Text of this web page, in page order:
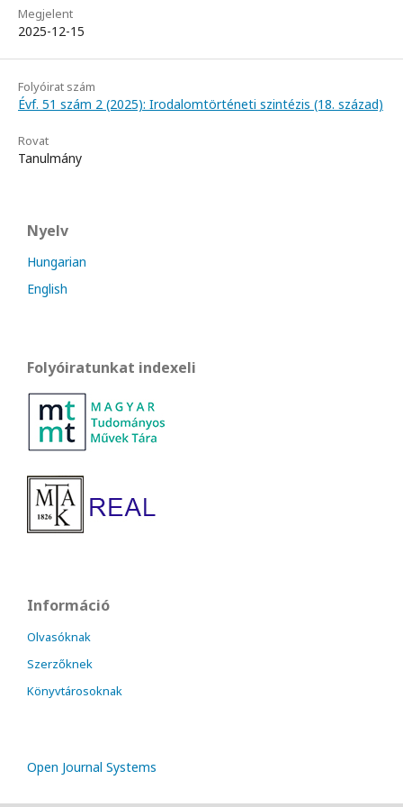
Megjelent
2025-12-15
Folyóirat szám
Évf. 51 szám 2 (2025): Irodalomtörténeti szintézis (18. század)
Rovat
Tanulmány
Nyelv
Hungarian
English
Folyóiratunkat indexeli
Információ
Olvasóknak
Szerzőknek
Könyvtárosoknak
Open Journal Systems